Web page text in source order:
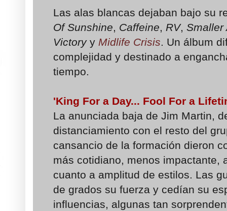
Las alas blancas dejaban bajo su
Of Sunshine, Caffeine, RV, Smaller
Victoryy Midlife Crisis. Un álbum
complejidad y destinado a
tiempo.
'King For a Day... Fool For a
La anunciada baja de Jim Martin,
distanciamiento con el resto del
cansancio de la formación dieron
más cotidiano, menos impactante,
cuanto a amplitud de estilos. Las
de grados su fuerza y cedían su
influencias, algunas tan